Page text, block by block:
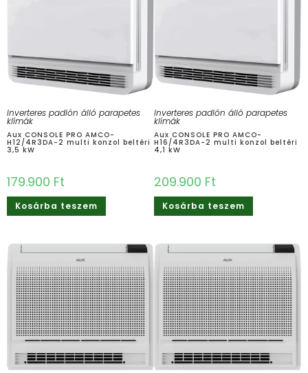
Inverteres padlón álló parapetes
klímák
Aux CONSOLE PRO AMCO-
H12/4R3DA-2 multi konzol beltéri
3,5 kW
179.900 Ft
Kosárba teszem
Inverteres padlón álló parapetes
klímák
Aux CONSOLE PRO AMCO-
H16/4R3DA-2 multi konzol beltéri
4,1 kW
209.900 Ft
Kosárba teszem